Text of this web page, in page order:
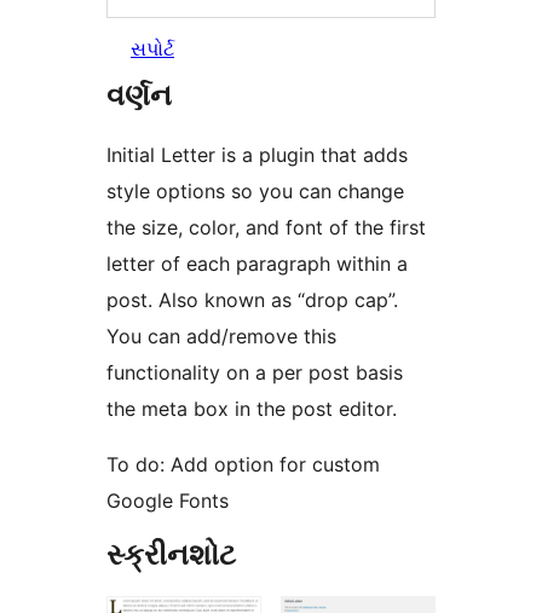
સપોર્ટ
વર્ણન
Initial Letter is a plugin that adds
style options so you can change
the size, color, and font of the first
letter of each paragraph within a
post. Also known as “drop cap”.
You can add/remove this
functionality on a per post basis
the meta box in the post editor.
To do: Add option for custom
Google Fonts
સ્ક્રીનશોટ